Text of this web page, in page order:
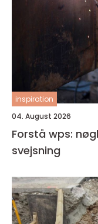
inspiration
04. August 2026
Forstå wps:
svejsning